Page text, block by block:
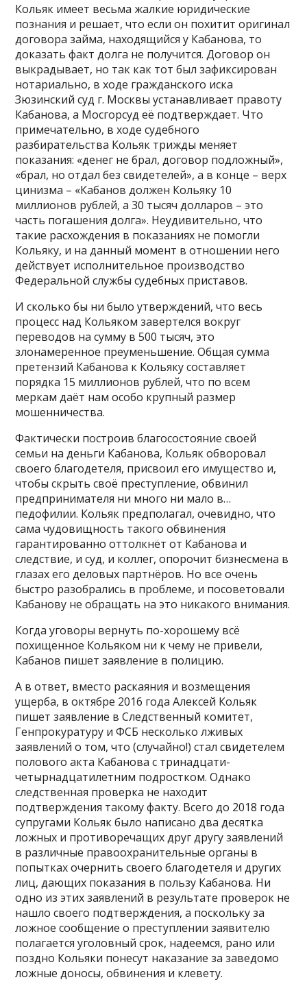
Кольяк имеет весьма жалкие юридические
познания и решает, что если он похитит оригинал
договора займа, находящийся у Кабанова, то
доказать факт долга не получится. Договор он
выкрадывает, но так как тот был зафиксирован
нотариально, в ходе гражданского иска
Зюзинский суд г. Москвы устанавливает правоту
Кабанова, а Мосгорсуд её подтверждает. Что
примечательно, в ходе судебного
разбирательства Кольяк трижды меняет
показания: «денег не брал, договор подложный»,
«брал, но отдал без свидетелей», а в конце – верх
цинизма – «Кабанов должен Кольяку 10
миллионов рублей, а 30 тысяч долларов – это
часть погашения долга». Неудивительно, что
такие расхождения в показаниях не помогли
Кольяку, и на данный момент в отношении него
действует исполнительное производство
Федеральной службы судебных приставов.
И сколько бы ни было утверждений, что весь
процесс над Кольяком завертелся вокруг
переводов на сумму в 500 тысяч, это
злонамеренное преуменьшение. Общая сумма
претензий Кабанова к Кольяку составляет
порядка 15 миллионов рублей, что по всем
меркам даёт нам особо крупный размер
мошенничества.
Фактически построив благосостояние своей
семьи на деньги Кабанова, Кольяк обворовал
своего благодетеля, присвоил его имущество и,
чтобы скрыть своё преступление, обвинил
предпринимателя ни много ни мало в…
педофилии. Кольяк предполагал, очевидно, что
сама чудовищность такого обвинения
гарантированно оттолкнёт от Кабанова и
следствие, и суд, и коллег, опорочит бизнесмена в
глазах его деловых партнёров. Но все очень
быстро разобрались в проблеме, и посоветовали
Кабанову не обращать на это никакого внимания.
Когда уговоры вернуть по-хорошему всё
похищенное Кольяком ни к чему не привели,
Кабанов пишет заявление в полицию.
А в ответ, вместо раскаяния и возмещения
ущерба, в октябре 2016 года Алексей Кольяк
пишет заявление в Следственный комитет,
Генпрокуратуру и ФСБ несколько лживых
заявлений о том, что (случайно!) стал свидетелем
полового акта Кабанова с тринадцати-
четырнадцатилетним подростком. Однако
следственная проверка не находит
подтверждения такому факту. Всего до 2018 года
супругами Кольяк было написано два десятка
ложных и противоречащих друг другу заявлений
в различные правоохранительные органы в
попытках очернить своего благодетеля и других
лиц, дающих показания в пользу Кабанова. Ни
одно из этих заявлений в результате проверок не
нашло своего подтверждения, а поскольку за
ложное сообщение о преступлении заявителю
полагается уголовный срок, надеемся, рано или
поздно Кольяки понесут наказание за заведомо
ложные доносы, обвинения и клевету.